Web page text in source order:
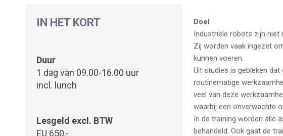
IN HET KORT
Duur
1 dag van 09.00-16.00 uur
incl. lunch
Lesgeld excl. BTW
EU 650,-
Doel
Industriële robots zijn niet
Zij worden vaak ingezet
kunnen voeren.
Uit studies is gebleken
routinematige
veel van deze
waarbij een onverwachte
In de training worden alle
behandeld. Ook gaat de